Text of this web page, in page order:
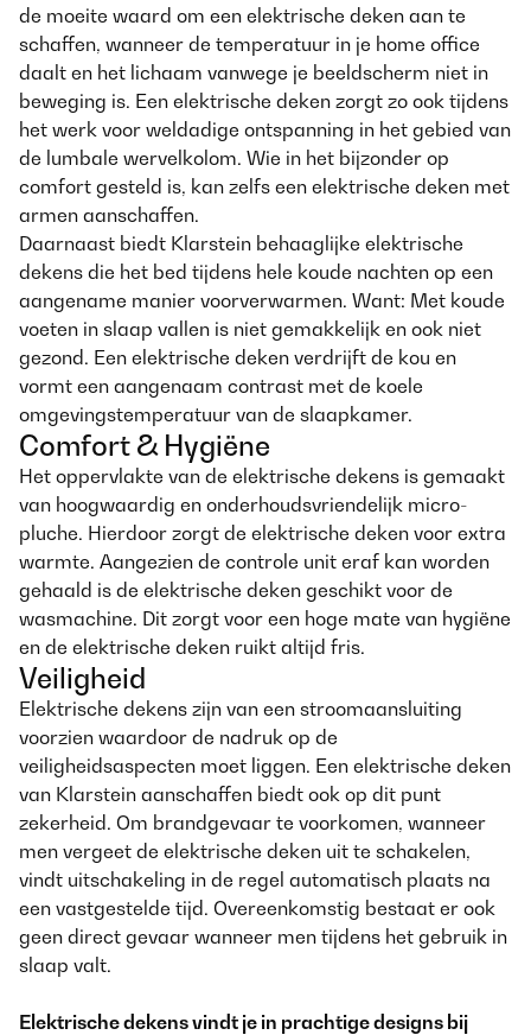
de moeite waard om een elektrische deken aan te
schaffen, wanneer de temperatuur in je home office
daalt en het lichaam vanwege je beeldscherm niet in
beweging is. Een elektrische deken zorgt zo ook tijdens
het werk voor weldadige ontspanning in het gebied van
de lumbale wervelkolom. Wie in het bijzonder op
comfort gesteld is, kan zelfs een elektrische deken met
armen aanschaffen.
Daarnaast biedt Klarstein behaaglijke elektrische
dekens die het bed tijdens hele koude nachten op een
aangename manier voorverwarmen. Want: Met koude
voeten in slaap vallen is niet gemakkelijk en ook niet
gezond. Een elektrische deken verdrijft de kou en
vormt een aangenaam contrast met de koele
omgevingstemperatuur van de slaapkamer.
Comfort & Hygiëne
Het oppervlakte van de elektrische dekens is gemaakt
van hoogwaardig en onderhoudsvriendelijk micro-
pluche. Hierdoor zorgt de elektrische deken voor extra
warmte. Aangezien de controle unit eraf kan worden
gehaald is de elektrische deken geschikt voor de
wasmachine. Dit zorgt voor een hoge mate van hygiëne
en de elektrische deken ruikt altijd fris.
Veiligheid
Elektrische dekens zijn van een stroomaansluiting
voorzien waardoor de nadruk op de
veiligheidsaspecten moet liggen. Een elektrische deken
van Klarstein aanschaffen biedt ook op dit punt
zekerheid. Om brandgevaar te voorkomen, wanneer
men vergeet de elektrische deken uit te schakelen,
vindt uitschakeling in de regel automatisch plaats na
een vastgestelde tijd. Overeenkomstig bestaat er ook
geen direct gevaar wanneer men tijdens het gebruik in
slaap valt.
Elektrische dekens vindt je in prachtige designs bij